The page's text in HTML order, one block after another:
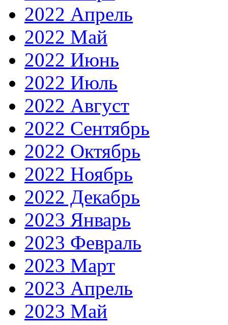
2022 Апрель
2022 Май
2022 Июнь
2022 Июль
2022 Август
2022 Сентябрь
2022 Октябрь
2022 Ноябрь
2022 Декабрь
2023 Январь
2023 Февраль
2023 Март
2023 Апрель
2023 Май